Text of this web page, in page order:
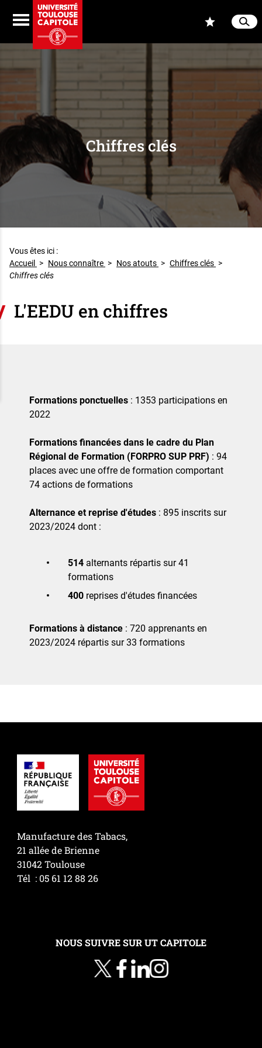
Menu
Chiffres clés
Vous êtes ici :
Accueil
> Nous connaître > Nos atouts > Chiffres clés >
Chiffres clés
L'EEDU en chiffres
Formations ponctuelles : 1353 participations en
2022
Formations financées dans le cadre du Plan
Régional de Formation (FORPRO SUP PRF) : 94
places avec une offre de formation comportant
74 actions de formations
Alternance et reprise d'études : 895 inscrits sur
2023/2024 dont :
514 alternants répartis sur 41
formations
400 reprises d'études financées
Formations à distance : 720 apprenants en
2023/2024 répartis sur 33 formations
Manufacture des Tabacs,
21 allée de Brienne
31042 Toulouse
Tél : 05 61 12 88 26
NOUS SUIVRE SUR UT CAPITOLE